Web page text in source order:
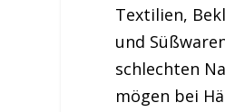
Textilien,
und
schlechten
mögen bei